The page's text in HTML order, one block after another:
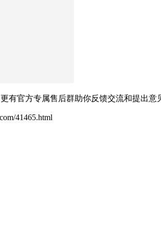
有官方专属售后群助你反馈交流和提出意
41465.html